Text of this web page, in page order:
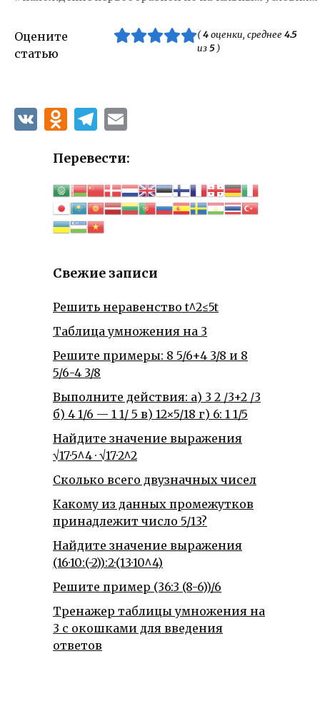
Оцените
статью
(4оценки, среднее4.5
из5)
Перевести:
Свежие записи
Решить неравенство t^2≤5t
Таблица умножения на 3
Решите примеры: 8 5/6+4 3/8 и 8
5/6-4 3/8
Выполните действия: а) 3 2 /3+2 /3
б) 4 1/6 — 1 1/ 5 в) 12×5/18 г) 6: 1 1/5
Найдите значение выражения
√17·5^4 · √17·2^2
Сколько всего двузначных чисел
Какому из данных промежутков
принадлежит число 5/13?
Найдите значение выражения
(16·10:(-2)):2·(13·10^4)
Решите пример (36:3 (8-6))/6
Тренажер таблицы умножения на
3 с окошками для введения
ответов